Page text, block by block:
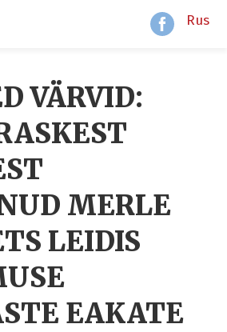
Rus
VÄRVID:
MERLE
LEIDIS
EAKATE